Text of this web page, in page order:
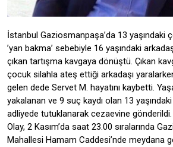
İstanbul Gaziosmanpaşa’da 13 yaşındaki
’yan bakma’ sebebiyle 16 yaşındaki
çıkan tartışma kavgaya dönüştü. Çıkan
çocuk silahla ateş ettiği arkadaşı
gelen dede Servet M. hayatını kaybetti.
yakalanan ve 9 suç kaydı olan 13
adliyede tutuklanarak cezaevine gönderildi.
Olay, 2 Kasım’da saat 23.00 sıralarında
Mahallesi Hamam Caddesi’nde meydana